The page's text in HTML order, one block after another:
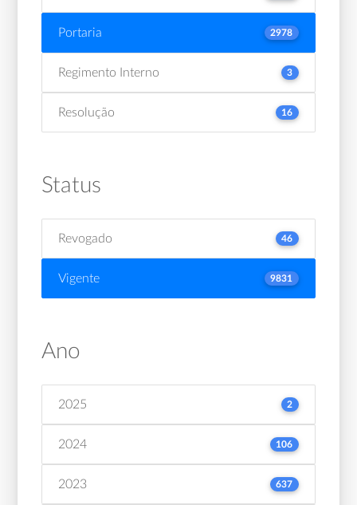
Portaria 2978
Regimento Interno 3
Resolução 16
Status
Revogado 46
Vigente 9831
Ano
2025 2
2024 106
2023 637